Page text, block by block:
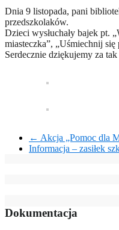
Dnia 9 listopada, pani
przedszkolaków.
Dzieci wysłuchały bajek pt.
miasteczka”, „Uśmiechnij
Serdecznie dziękujemy za
← Akcja „Pomoc dla
Informacja – zasiłek
Dokumentacja